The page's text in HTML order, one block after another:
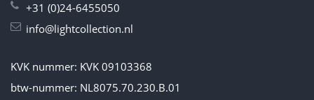
+31 (0)24-6455050
info@lightcollection.nl
KVK nummer: KVK 09103368
btw-nummer: NL8075.70.230.B.01